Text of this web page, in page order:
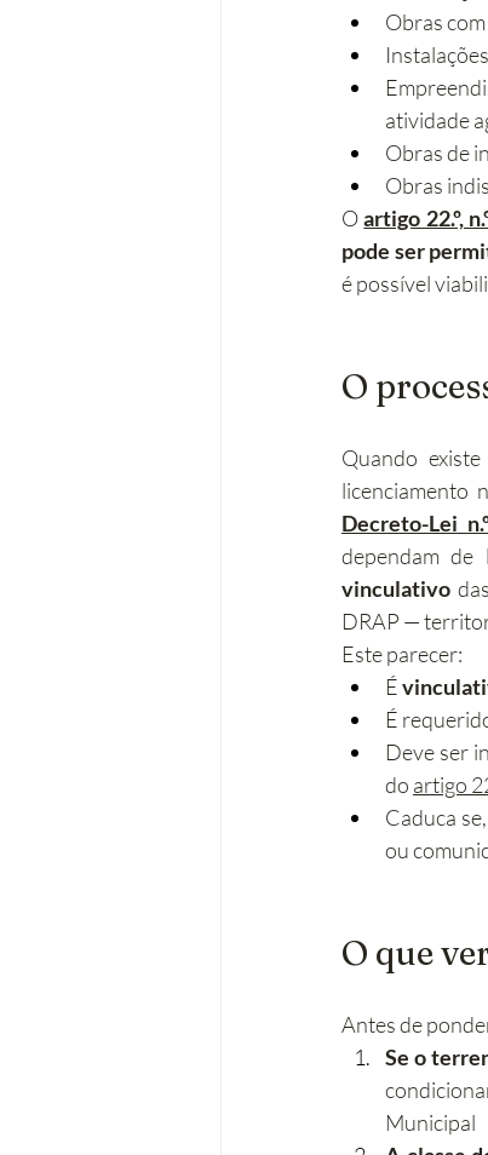
Obras
atividade
Obras de
Obras
O artigo 22.º,
pode ser
é possível
O
Quando
licenciamento
Decreto-Lei
dependam de
vinculativo
DRAP —
Este parecer:
É
É
Deve ser
do artigo
Caduca
ou
O que
Antes de
Se o
Municipal